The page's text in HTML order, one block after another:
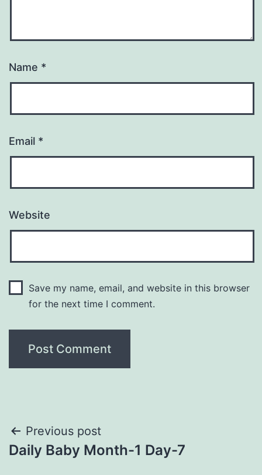
Name *
Email *
Website
Save my name, email, and website in this browser
for the next time I comment.
Post
navigation
Previous post
Daily Baby Month-1 Day-7